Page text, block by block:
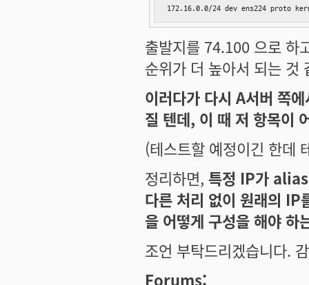
172.16.0.0/24 dev ens224 proto
출발지를 74.100 으로 하
순위가 더 높아서 되는 것
이러다가 다시 A서버 쪽
질 텐데, 이 때 저 항목이
(테스트할 예정이긴 한데
정리하면, 특정 IP가
다른 처리 없이 원래의 IP
을 어떻게 구성을 해야 하
조언 부탁드리겠습니다.
Forums: